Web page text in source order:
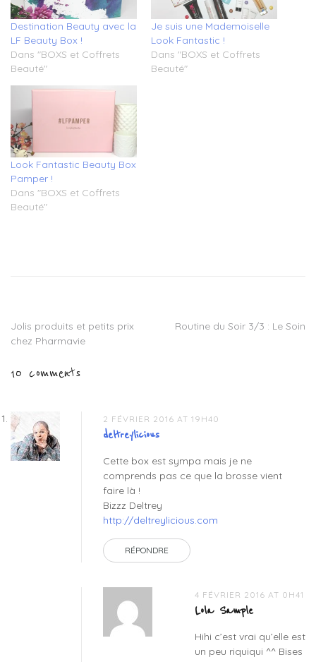
Destination Beauty avec la
LF Beauty Box !
Dans "BOXS et Coffrets
Beauté"
Je suis une Mademoiselle
Look Fantastic !
Dans "BOXS et Coffrets
Beauté"
Look Fantastic Beauty Box
Pamper !
Dans "BOXS et Coffrets
Beauté"
box,
box
valentin,
box
lfloves,
look
fantactic
Navigation
l’article
Jolis produits et petits prix
chez Pharmavie
Routine du Soir 3/3 : Le Soin
10 comments
2 FÉVRIER 2016 AT 19H40
deltreylicious
Cette box est sympa mais je ne
comprends pas ce que la brosse vient
faire là !
Bizzz Deltrey
http://deltreylicious.com
RÉPONDRE
4 FÉVRIER 2016 AT 0H41
Lola Sample
Hihi c’est vrai qu’elle est
un peu riquiqui ^^ Bises